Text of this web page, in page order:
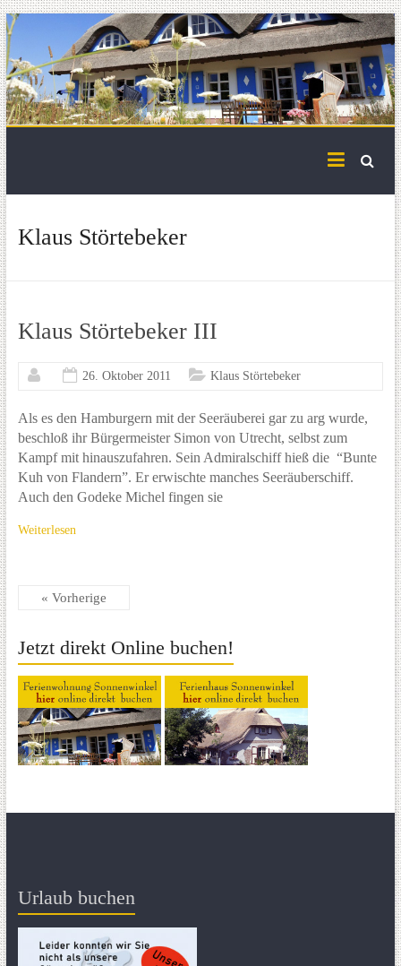
Skip
to
content
Klaus Störtebeker
Klaus Störtebeker III
26. Oktober 2011 Klaus Störtebeker
Als es den Hamburgern mit der Seeräuberei gar zu arg wurde,
beschloß ihr Bürgermeister Simon von Utrecht, selbst zum
Kampf mit hinauszufahren. Sein Admiralschiff hieß die “Bunte
Kuh von Flandern”. Er erwischte manches Seeräuberschiff.
Auch den Godeke Michel fingen sie
Weiterlesen
« Vorherige
Jetzt direkt Online buchen!
Urlaub buchen